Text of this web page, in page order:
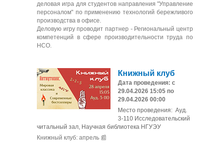
деловая игра для студентов направления "Управление
персоналом" по применению технологий бережливого
производства в офисе.
Деловую игру проводит партнер - Региональный центр
компетенций в сфере производительности труда по
НСО.
Книжный клуб
Дата проведения: с
29.04.2026 15:05 по
29.04.2026 00:00
Место проведения: Ауд.
3-110 Исследовательский
читальный зал, Научная библиотека НГУЭУ
Книжный клуб: апрель 📰